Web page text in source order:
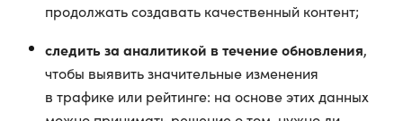
продолжать создавать качественный контент;
следить за аналитикой в течение обновления,
чтобы выявить значительные изменения
в трафике или рейтинге: на основе этих данных